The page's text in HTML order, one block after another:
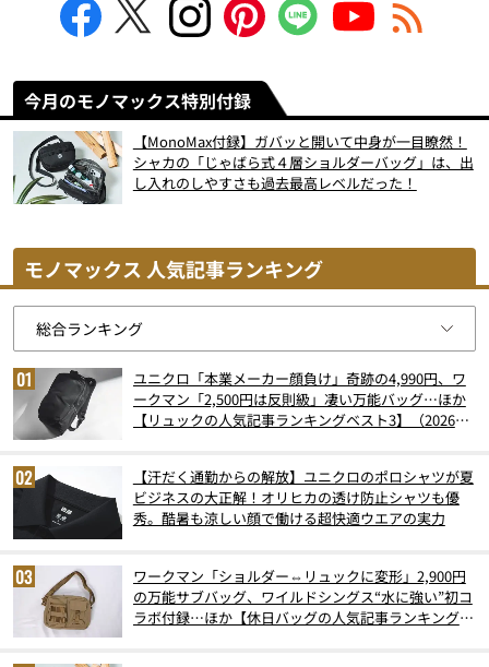
今月のモノマックス特別付録
【MonoMax付録】ガバッと開いて中身が一目瞭然！
シャカの「じゃばら式４層ショルダーバッグ」は、出
し入れのしやすさも過去最高レベルだった！
モノマックス 人気記事ランキング
ユニクロ「本業メーカー顔負け」奇跡の4,990円、ワ
ークマン「2,500円は反則級」凄い万能バッグ…ほか
【リュックの人気記事ランキングベスト3】（2026年
【汗だく通勤からの解放】ユニクロのポロシャツが夏
ビジネスの大正解！オリヒカの透け防止シャツも優
秀。酷暑も涼しい顔で働ける超快適ウエアの実力
ワークマン「ショルダー⇔リュックに変形」2,900円
の万能サブバッグ、ワイルドシングス“水に強い”初コ
ラボ付録…ほか【休日バッグの人気記事ランキングベ